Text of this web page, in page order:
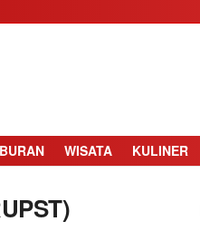
WISATA KULINER